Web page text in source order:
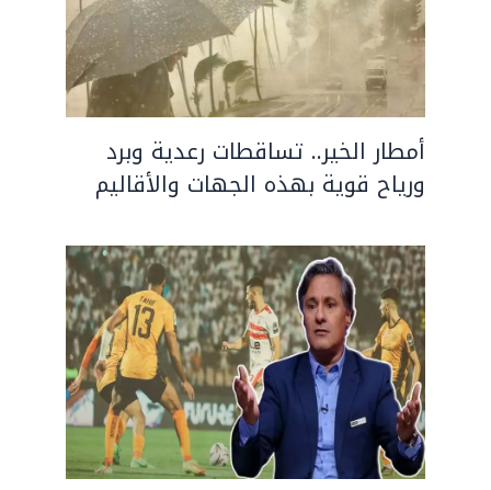
أمطار الخير.. تساقطات رعدية وبرد
ورياح قوية بهذه الجهات والأقاليم